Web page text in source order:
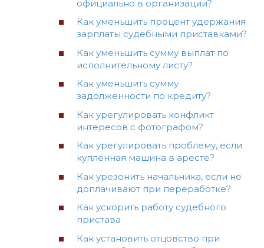
официально в организации?
Как уменьшить процент удержания
зарплаты судебными приставками?
Как уменьшить сумму выплат по
исполнительному листу?
Как уменьшить сумму
задолженности по кредиту?
Как урегулировать конфликт
интересов с фотографом?
Как урегулировать проблему, если
купленная машина в аресте?
Как урезонить начальника, если не
доплачивают при переработке?
Как ускорить работу судебного
пристава
Как установить отцовство при